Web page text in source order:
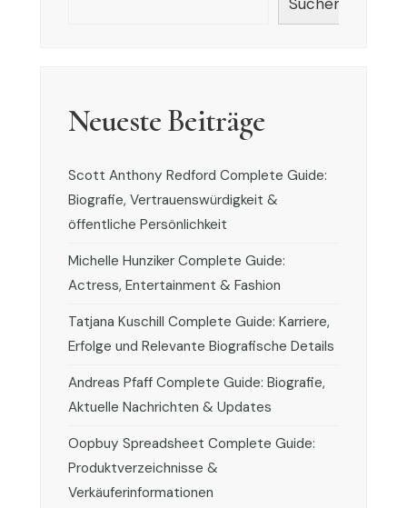
Suchen
Neueste Beiträge
Scott Anthony Redford Complete Guide:
Biografie, Vertrauenswürdigkeit &
öffentliche Persönlichkeit
Michelle Hunziker Complete Guide:
Actress, Entertainment & Fashion
Tatjana Kuschill Complete Guide: Karriere,
Erfolge und Relevante Biografische Details
Andreas Pfaff Complete Guide: Biografie,
Aktuelle Nachrichten & Updates
Oopbuy Spreadsheet Complete Guide:
Produktverzeichnisse &
Verkäuferinformationen